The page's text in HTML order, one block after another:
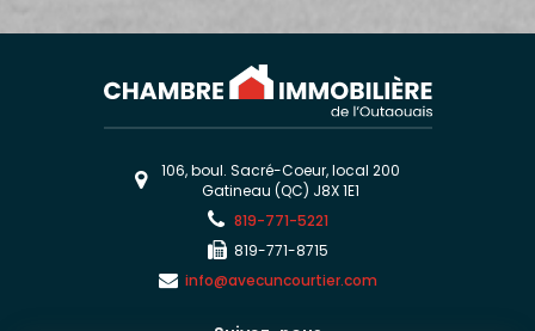
106, boul. Sacré-Coeur, local 200
Gatineau (QC) J8X 1E1
819-771-5221
819-771-8715
info@avecuncourtier.com